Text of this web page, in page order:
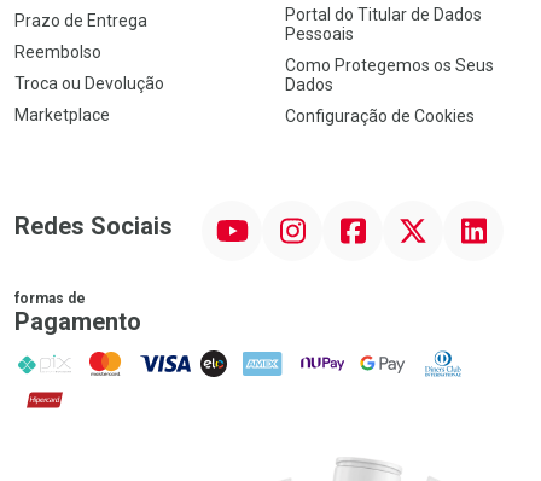
Prazo de Entrega
Reembolso
Troca ou Devolução
Marketplace
Portal do Titular de Dados
Pessoais
Como Protegemos os Seus
Dados
Configuração de Cookies
Redes Sociais InstagramFacebookTwitter Linkedin
formas de
Pagamento
PIX MasterCard
VISA ELO AMEX NuPay Google PayDiners Club
Hipercard
Promoção em Destaque